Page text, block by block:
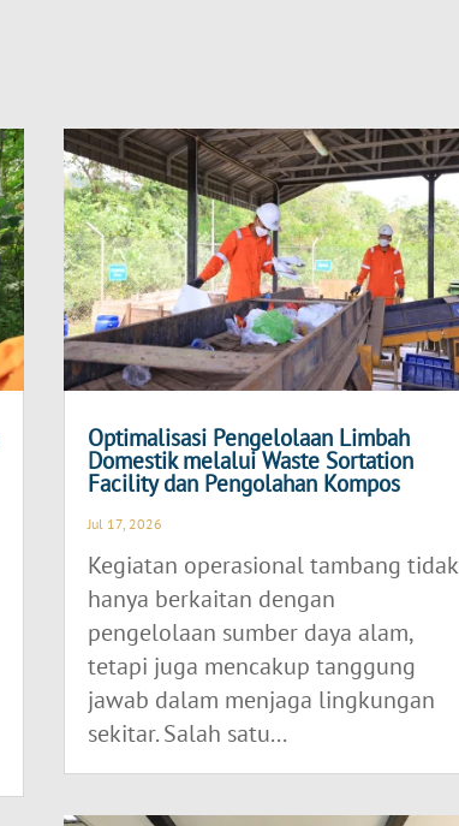
Optimalisasi Pengelolaan Limbah
Domestik melalui Waste Sortation
Facility dan Pengolahan Kompos
Jul 17, 2026
Kegiatan operasional tambang tidak
hanya berkaitan dengan
pengelolaan sumber daya alam,
tetapi juga mencakup tanggung
jawab dalam menjaga lingkungan
sekitar. Salah satu...